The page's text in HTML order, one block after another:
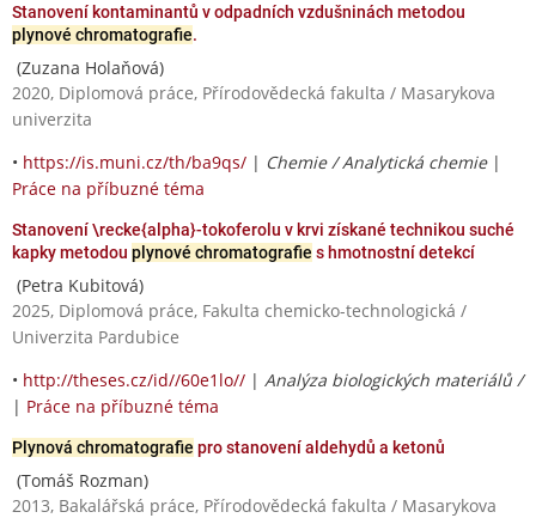
Stanovení kontaminantů v odpadních vzdušninách metodou
plynové chromatografie.
(Zuzana Holaňová)
2020, Diplomová práce, Přírodovědecká fakulta / Masarykova
univerzita
• https://is.muni.cz/th/ba9qs/ | Chemie / Analytická chemie|
Práce na příbuzné téma
Stanovení \recke{alpha}-tokoferolu v krvi získané technikou suché
kapky metodou plynové chromatografie s hmotnostní detekcí
(Petra Kubitová)
2025, Diplomová práce, Fakulta chemicko-technologická /
Univerzita Pardubice
• http://theses.cz/id//60e1lo// | Analýza biologických materiálů /
| Práce na příbuzné téma
Plynová chromatografie pro stanovení aldehydů a ketonů
(Tomáš Rozman)
2013, Bakalářská práce, Přírodovědecká fakulta / Masarykova